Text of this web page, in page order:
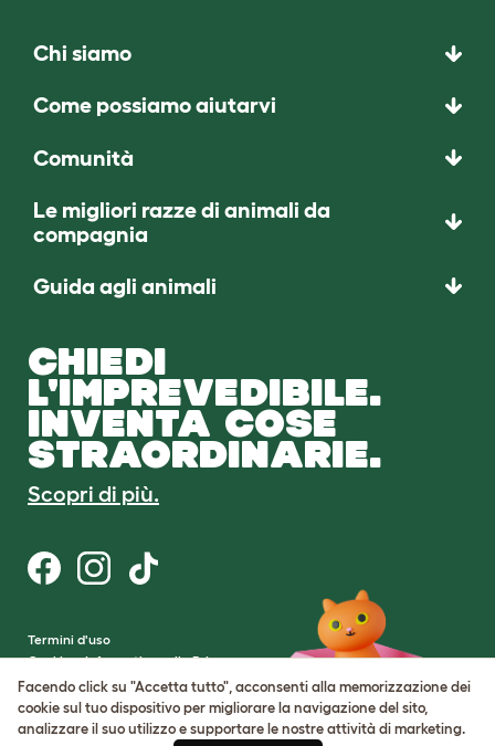
Chi siamo
Come possiamo aiutarvi
Comunità
Le migliori razze di animali da
compagnia
Guida agli animali
CHIEDI
L'IMPREVEDIBILE.
INVENTA COSE
STRAORDINARIE.
Scopri di più.
Termini d'uso
Cookie e Informativa sulla Privacy
Cookie Settings
Mappa del sito
Facendo click su "Accetta tutto", acconsenti alla memorizzazione dei
cookie sul tuo dispositivo per migliorare la navigazione del sito,
analizzare il suo utilizzo e supportare le nostre attività di marketing.